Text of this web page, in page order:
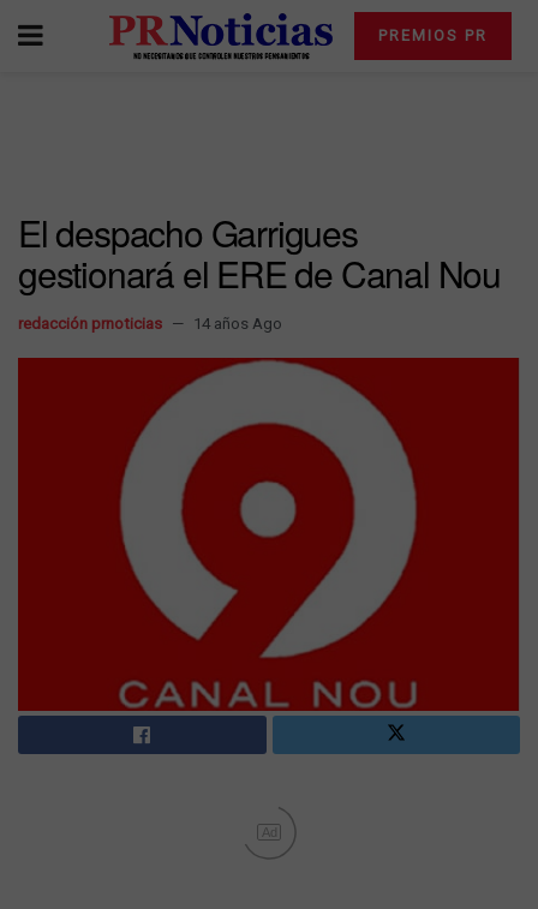
PREMIOS PR
El despacho Garrigues
gestionará el ERE de Canal Nou
redacción prnoticias 14 años Ago
Ad